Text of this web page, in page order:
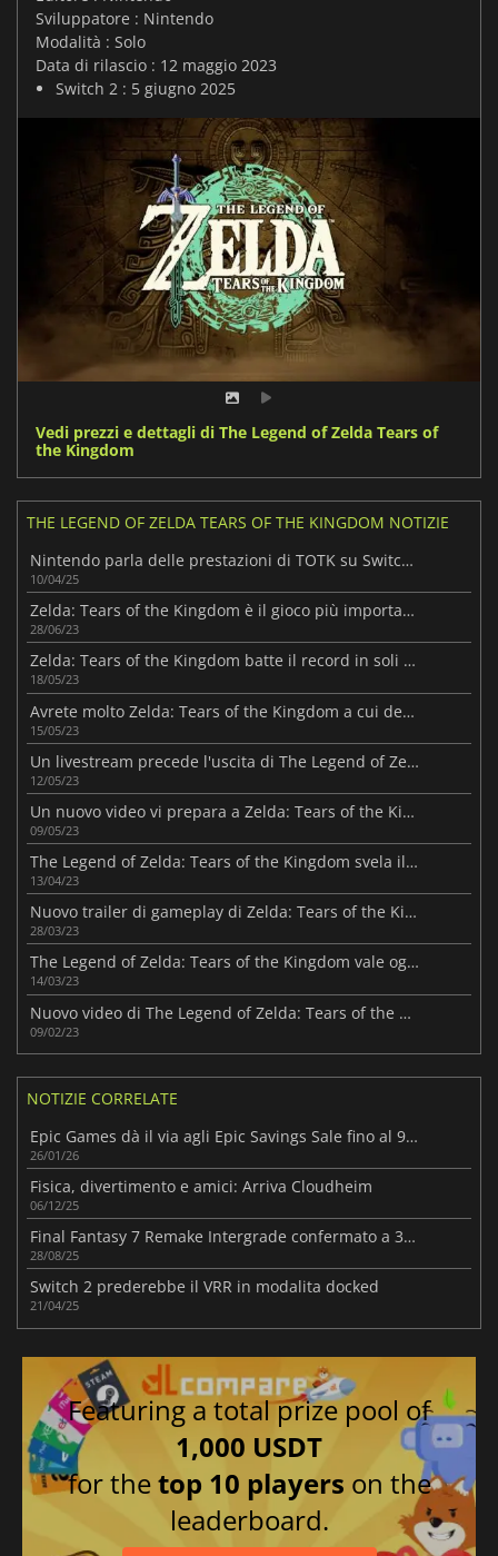
Sviluppatore : Nintendo
Modalità : Solo
Data di rilascio : 12 maggio 2023
Switch 2 : 5 giugno 2025
Vedi prezzi e dettagli di The Legend of Zelda Tears of
the Kingdom
THE LEGEND OF ZELDA TEARS OF THE KINGDOM NOTIZIE
Nintendo parla delle prestazioni di TOTK su Switch 2
10/04/25
Zelda: Tears of the Kingdom è il gioco più importante dell'anno
28/06/23
Zelda: Tears of the Kingdom batte il record in soli 3 giorni
18/05/23
Avrete molto Zelda: Tears of the Kingdom a cui dedicarvi!
15/05/23
Un livestream precede l'uscita di The Legend of Zelda: Tears of the Kingdom
12/05/23
Un nuovo video vi prepara a Zelda: Tears of the Kingdom
09/05/23
The Legend of Zelda: Tears of the Kingdom svela il suo trailer finale
13/04/23
Nuovo trailer di gameplay di Zelda: Tears of the Kingdom con innovazioni!
28/03/23
The Legend of Zelda: Tears of the Kingdom vale ogni centesimo per Nintendo
14/03/23
Nuovo video di The Legend of Zelda: Tears of the Kingdom
09/02/23
NOTIZIE CORRELATE
Epic Games dà il via agli Epic Savings Sale fino al 95%
26/01/26
Fisica, divertimento e amici: Arriva Cloudheim
06/12/25
Final Fantasy 7 Remake Intergrade confermato a 30 FPS su Switch 2
28/08/25
Switch 2 prederebbe il VRR in modalita docked
21/04/25
Featuring a total prize pool of
1,000 USDT
for thetop 10 players on the
leaderboard.